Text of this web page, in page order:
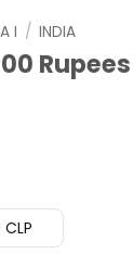
I / INDIA
Rupees